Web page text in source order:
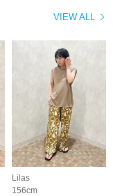
VIEW ALL
Lilas
156cm